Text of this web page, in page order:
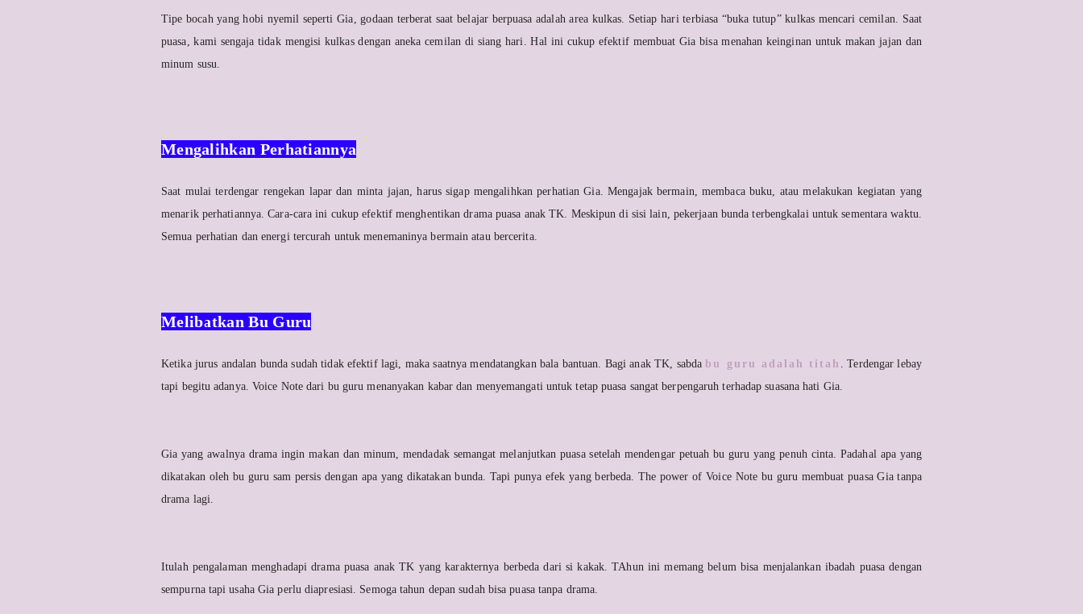
Tipe bocah yang hobi nyemil seperti Gia, godaan terberat saat belajar berpuasa adalah area kulkas. Setiap hari terbiasa “buka tutup” kulkas mencari cemilan. Saat
puasa, kami sengaja tidak mengisi kulkas dengan aneka cemilan di siang hari. Hal ini cukup efektif membuat Gia bisa menahan keinginan untuk makan jajan dan
minum susu.
Mengalihkan Perhatiannya
Saat mulai terdengar rengekan lapar dan minta jajan, harus sigap mengalihkan perhatian Gia. Mengajak bermain, membaca buku, atau melakukan kegiatan yang
menarik perhatiannya. Cara-cara ini cukup efektif menghentikan drama puasa anak TK. Meskipun di sisi lain, pekerjaan bunda terbengkalai untuk sementara waktu.
Semua perhatian dan energi tercurah untuk menemaninya bermain atau bercerita.
Melibatkan Bu Guru
Ketika jurus andalan bunda sudah tidak efektif lagi, maka saatnya mendatangkan bala bantuan. Bagi anak TK, sabda bu guru adalah titah . Terdengar lebay
tapi begitu adanya. Voice Note dari bu guru menanyakan kabar dan menyemangati untuk tetap puasa sangat berpengaruh terhadap suasana hati Gia.
Gia yang awalnya drama ingin makan dan minum, mendadak semangat melanjutkan puasa setelah mendengar petuah bu guru yang penuh cinta. Padahal apa yang
dikatakan oleh bu guru sam persis dengan apa yang dikatakan bunda. Tapi punya efek yang berbeda. The power of Voice Note bu guru membuat puasa Gia tanpa
drama lagi.
Itulah pengalaman menghadapi drama puasa anak TK yang karakternya berbeda dari si kakak. TAhun ini memang belum bisa menjalankan ibadah puasa dengan
sempurna tapi usaha Gia perlu diapresiasi. Semoga tahun depan sudah bisa puasa tanpa drama.